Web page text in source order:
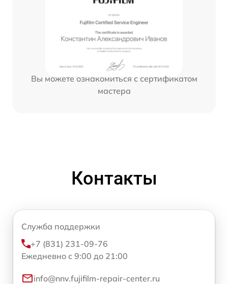
Вы можете ознакомиться с сертификатом
мастера
Контакты
Служба поддержки
+7 (831) 231-09-76
Ежедневно с 9:00 до 21:00
info@nnv.fujifilm-repair-center.ru